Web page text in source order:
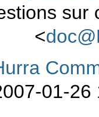
sur
<
01-26